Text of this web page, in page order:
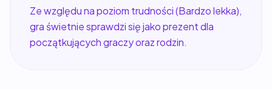
Ze względu na poziom trudności (Bardzo lekka),
gra świetnie sprawdzi się jako prezent dla
początkujących graczy oraz rodzin.